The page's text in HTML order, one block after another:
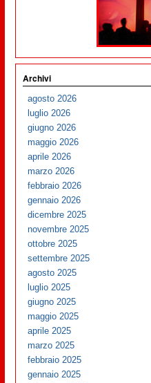
Archivi
agosto 2026
luglio 2026
giugno 2026
maggio 2026
aprile 2026
marzo 2026
febbraio 2026
gennaio 2026
dicembre 2025
novembre 2025
ottobre 2025
settembre 2025
agosto 2025
luglio 2025
giugno 2025
maggio 2025
aprile 2025
marzo 2025
febbraio 2025
gennaio 2025